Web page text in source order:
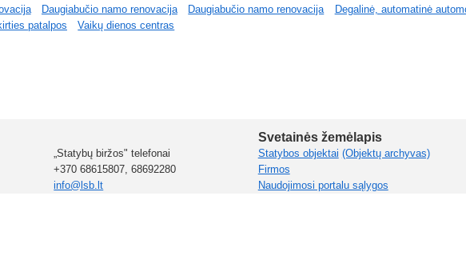
Daugiabučio namo renovacija Daugiabučio namo renovacija
Degalinė, automatinė
patalpos Vaikų dienos centras
„Statybų biržos" telefonai
+370 68615807, 68692280
info@lsb.lt
Svetainės žemėlapis
Statybos objektai (Objektų archyvas)
Firmos
Naudojimosi portalu sąlygos